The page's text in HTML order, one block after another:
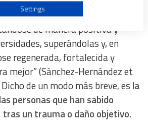
situación compleja
de manera positiva y
superándolas y, en
regenerada, fortalecida y
mejor” (Sánchez-Hernández et
de un modo más breve, es la
personas que han sabido
tras un trauma o daño objetivo.
personalised advertising
content
personalised content
performance
Settings